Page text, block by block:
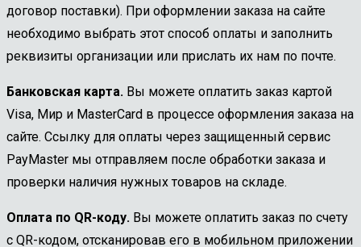
договор поставки). При оформлении заказа на сайте
необходимо выбрать этот способ оплаты и заполнить
реквизиты организации или прислать их нам по почте.
Банковская карта. Вы можете оплатить заказ картой
Visa, Мир и MasterCard в процессе оформления заказа на
сайте. Ссылку для оплаты через защищенный сервис
PayMaster мы отправляем после обработки заказа и
проверки наличия нужных товаров на складе.
Оплата по QR-коду. Вы можете оплатить заказ по счету
с QR-кодом, отсканировав его в мобильном приложении